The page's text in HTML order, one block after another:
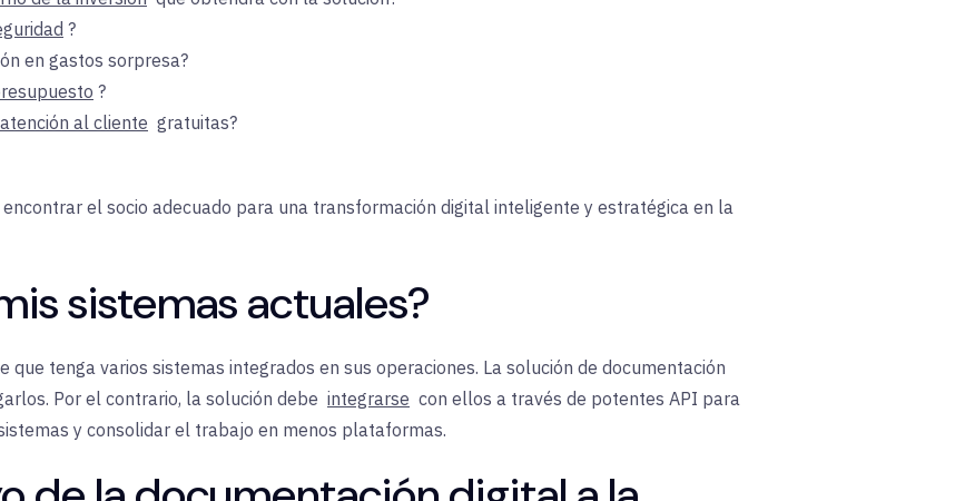
?
en gastos sorpresa?
?
al cliente gratuitas?
el socio adecuado para una transformación digital inteligente y estratégica en la
sistemas actuales?
tenga varios sistemas integrados en sus operaciones. La solución de documentación
Por el contrario, la solución debe integrarse con ellos a través de potentes API para
y consolidar el trabajo en menos plataformas.